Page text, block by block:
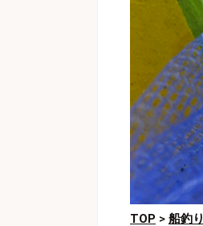
TOP > 船釣り